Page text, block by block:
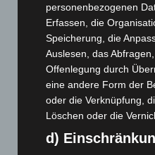
und Bothfeld
8. August 2026
Niedersachsen:
Waldbrandeinsatz aus
7. August 2026
Hannover: Erste
7. August 2026
personenbezogenen
Erfassen, die
Speicherung, die
Auslesen, das
Offenlegung durch
eine andere Form der
oder die Verknüpfung,
Löschen oder die
d)